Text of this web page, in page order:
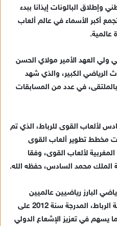
البالونات إيذانا ببدء
أكبر الأسماء في عالم ألعاب
ولي العهد الأمير مولاي الحسن
الكبير، والذي شهد
في عدد من المسابقات
لألعاب القوى للرباط، الذي تم
2008، أحد لبنات مخطط تطوير ألعاب القوى
لألعاب القوى، وفقا
الملك محمد السادس، حفظه الله.
البارز رياضيين عالميين
رفيعي المستوى من اكتشاف مدينة الرباط، المدرجة سنة 2012 على
يسهم في تعزيز الإشعاع الدولي